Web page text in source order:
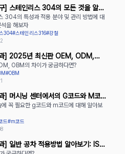
] 스테인리스 304의 모든 것을 알아
304의 특성과 적용 분야 및 관리 방법에 대
을 해보자
304#스테인리스316#강철
] 2025년 최신판 OEM, ODM,
단점 완벽 정리
OBM의 차이가 궁금하다면?
#OBM
] 머시닝 센터에서의 G코드와 M코드
꼭 필요한 g코드와 m코드에 대해 알아보
드#m코드
] 일반 공차 적용방법 알아보기: ISO